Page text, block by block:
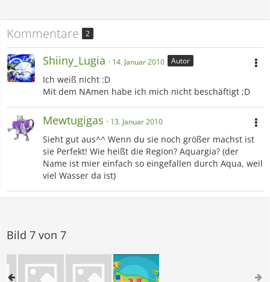
Kommentare 2
Shiiny_Lugia 14. Januar 2010 Autor
Ich weiß nicht :D
Mit dem NAmen habe ich mich nicht beschäftigt ;D
Mewtugigas 13. Januar 2010
Sieht gut aus^^ Wenn du sie noch größer machst ist
sie Perfekt! Wie heißt die Region? Aquargia? (der
Name ist mier einfach so eingefallen durch Aqua, weil
viel Wasser da ist)
Bild 7 von 7